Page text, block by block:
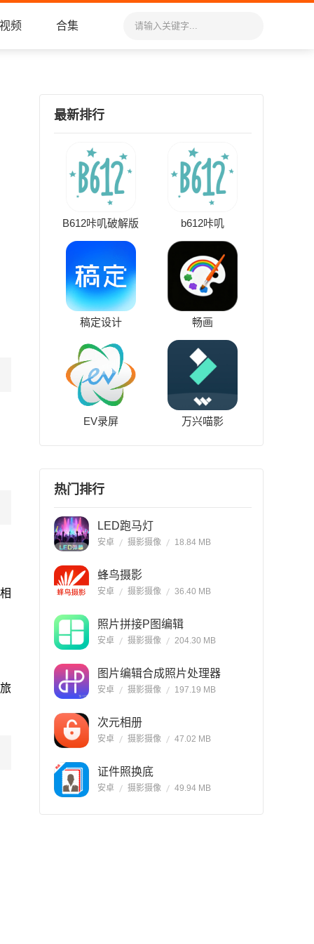
视频 合集
最新排行
B612咔叽破解版 b612咔叽
稿定设计 畅画
EV录屏 万兴喵影
热门排行
LED跑马灯
安卓 摄影摄像 18.84 MB
蜂鸟摄影
安卓 摄影摄像 36.40 MB
照片拼接P图编辑
安卓 摄影摄像 204.30 MB
图片编辑合成照片处理器
安卓 摄影摄像 197.19 MB
次元相册
安卓 摄影摄像 47.02 MB
证件照换底
安卓 摄影摄像 49.94 MB